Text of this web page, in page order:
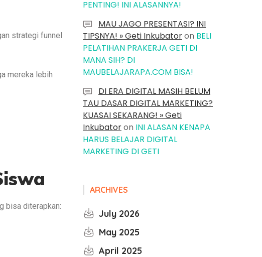
strategi funnel
mereka lebih
bisa diterapkan:
PENTING! INI ALASANNYA!
MAU JAGO PRESENTASI? INI
TIPSNYA! » Geti Inkubatoron BELI
PELATIHAN PRAKERJA GETI DI
MANA SIH? DI
MAUBELAJARAPA.COM BISA!
DI ERA DIGITAL MASIH BELUM
TAU DASAR DIGITAL MARKETING?
KUASAI SEKARANG! » Geti
Inkubatoron INI ALASAN KENAPA
HARUS BELAJAR DIGITAL
MARKETING DI GETI
ARCHIVES
July 2026
May 2025
April 2025